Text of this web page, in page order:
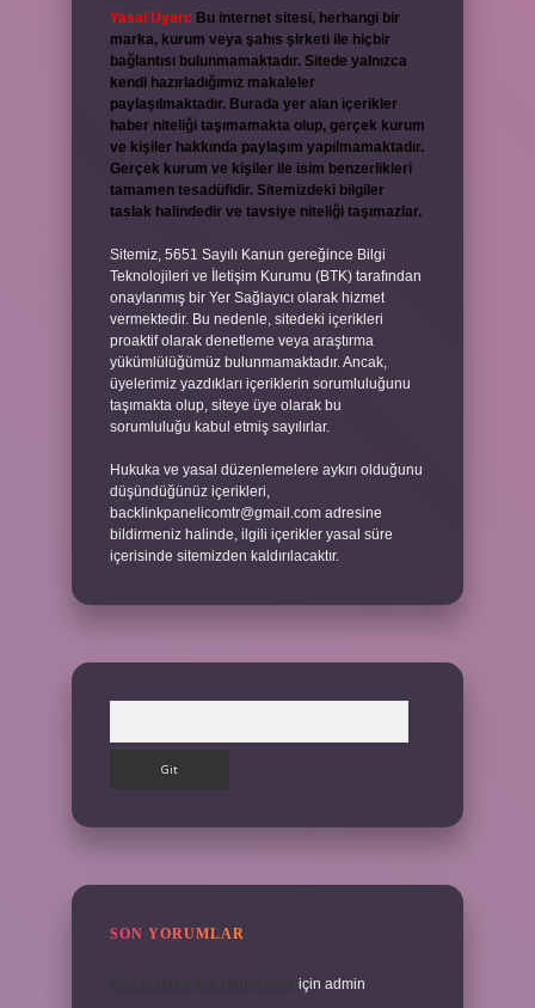
Yasal Uyarı: Bu internet sitesi, herhangi bir
marka, kurum veya şahıs şirketi ile hiçbir
bağlantısı bulunmamaktadır. Sitede yalnızca
kendi hazırladığımız makaleler
paylaşılmaktadır. Burada yer alan içerikler
haber niteliği taşımamakta olup, gerçek kurum
ve kişiler hakkında paylaşım yapılmamaktadır.
Gerçek kurum ve kişiler ile isim benzerlikleri
tamamen tesadüfidir. Sitemizdeki bilgiler
taslak halindedir ve tavsiye niteliği taşımazlar.
Sitemiz, 5651 Sayılı Kanun gereğince Bilgi
Teknolojileri ve İletişim Kurumu (BTK) tarafından
onaylanmış bir Yer Sağlayıcı olarak hizmet
vermektedir. Bu nedenle, sitedeki içerikleri
proaktif olarak denetleme veya araştırma
yükümlülüğümüz bulunmamaktadır. Ancak,
üyelerimiz yazdıkları içeriklerin sorumluluğunu
taşımakta olup, siteye üye olarak bu
sorumluluğu kabul etmiş sayılırlar.
Hukuka ve yasal düzenlemelere aykırı olduğunu
düşündüğünüz içerikleri,
backlinkpanelicomtr@gmail.com adresine
bildirmeniz halinde, ilgili içerikler yasal süre
içerisinde sitemizden kaldırılacaktır.
SON YORUMLAR
için admin